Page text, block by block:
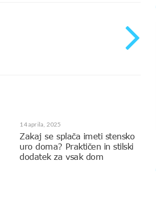
14 aprila, 2025
Zakaj se splača imeti stensko
uro doma? Praktičen in stilski
dodatek za vsak dom